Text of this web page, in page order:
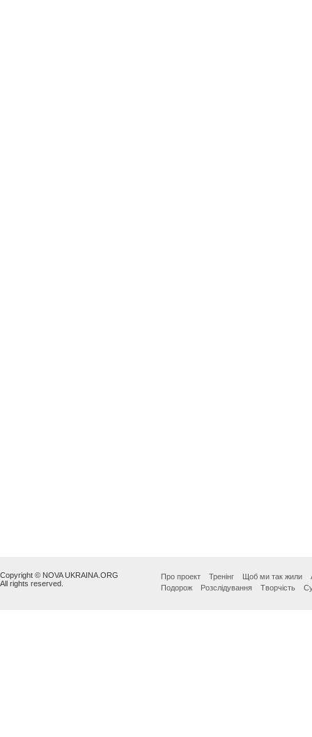
Copyright © NOVA UKRAINA.ORG
All rights reserved.
Про проект Тренінг Щоб ми так жили
Подорож
Розслідування Творчість